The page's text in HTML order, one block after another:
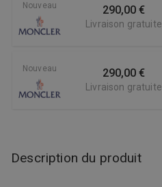
Nouveau 290,00 €
Livraison gratuite
Nouveau 290,00 €
Livraison gratuite
Description du produit